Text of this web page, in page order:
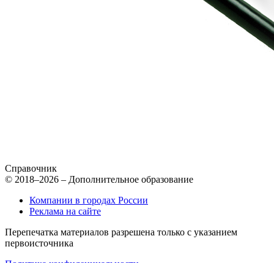
Справочник
© 2018–2026 – Дополнительное образование
Компании в городах России
Реклама на сайте
Перепечатка материалов разрешена только с указанием
первоисточника